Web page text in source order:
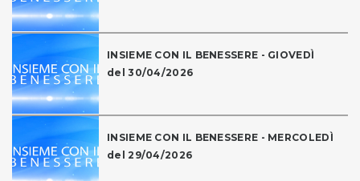
INSIEME CON IL BENESSERE - GIOVEDÌ
del 30/04/2026
INSIEME CON IL BENESSERE - MERCOLEDÌ
del 29/04/2026